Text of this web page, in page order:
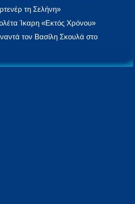
τη Σελήνη»
Ίκαρη «Εκτός Χρόνου»
τον Βασίλη Σκουλά στο